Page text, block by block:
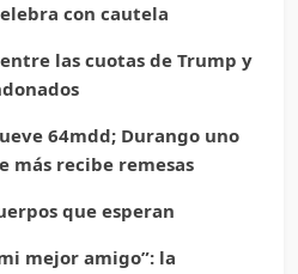
con cautela
las cuotas de Trump y
64mdd; Durango uno
más recibe remesas
que esperan
mejor amigo”: la